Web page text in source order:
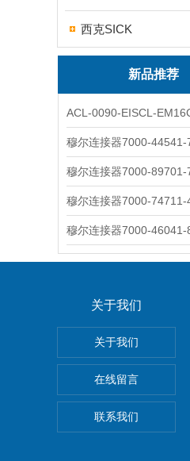
西克SICK
新品推荐
穆尔连接器7000-44541-
穆尔连接器7000-89701-
穆尔连接器7000-74711-
穆尔连接器7000-46041-
关于我们
关于我们
在线留言
联系我们